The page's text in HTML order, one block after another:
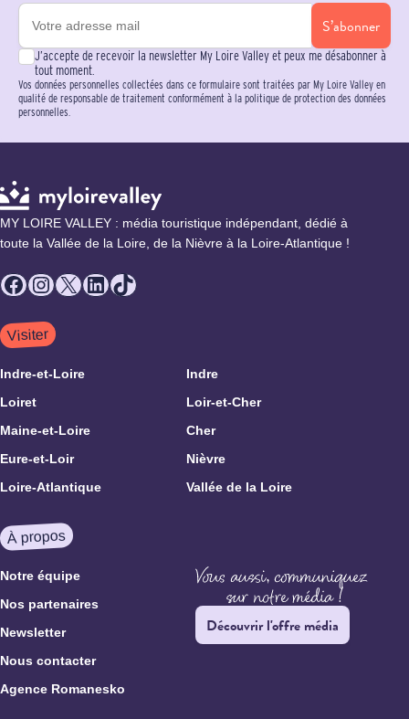
S’abonner
J’accepte de recevoir la newsletter My Loire Valley et peux me désabonner à
tout moment.
Vos données personnelles collectées dans ce formulaire sont traitées par My Loire Valley en
qualité de responsable de traitement conformément à la politique de protection des données
personnelles.
MY LOIRE VALLEY : média touristique indépendant, dédié à
toute la Vallée de la Loire, de la Nièvre à la Loire-Atlantique !
Facebook
Instagram
X LinkedIn
TikTok
Visiter
Indre-et-Loire
Indre
Loiret
Loir-et-Cher
Maine-et-Loire
Cher
Eure-et-Loir
Nièvre
Loire-Atlantique
Vallée de la Loire
À propos
Notre équipe
Nos partenaires
Newsletter
Nous contacter
Agence Romanesko
Découvrir l'offre média